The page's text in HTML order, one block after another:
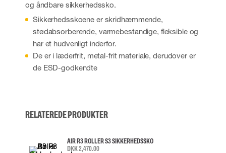
og åndbare sikkerhedssko.
Sikkerhedsskoene er skridhæmmende,
stødabsorberende, varmebestandige, fleksible og
har et hudvenligt inderfor.
De er i læderfrit, metal-frit materiale, derudover er
de ESD-godkendte
RELATEREDE PRODUKTER
AIR R3 ROLLER S3 SIKKERHEDSSKO
DKK 2,470.00